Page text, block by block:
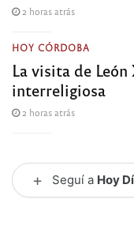
2 horas atrás
HOY CÓRDOBA
La visita de
interreligiosa
2 horas atrás
+ Seguí a Hoy